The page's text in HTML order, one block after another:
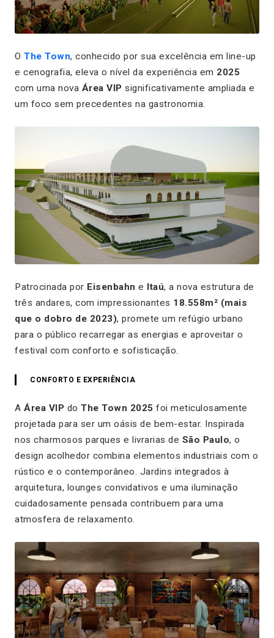
O The Town, conhecido por sua excelência em line-up
e cenografia, eleva o nível da experiência em 2025
com uma nova Área VIP significativamente ampliada e
um foco sem precedentes na gastronomia.
Patrocinada por Eisenbahn e Itaú, a nova estrutura de
três andares, com impressionantes 18.558m² (mais
que o dobro de 2023), promete um refúgio urbano
para o público recarregar as energias e aproveitar o
festival com conforto e sofisticação.
CONFORTO E EXPERIÊNCIA
A Área VIP do The Town 2025 foi meticulosamente
projetada para ser um oásis de bem-estar. Inspirada
nos charmosos parques e livrarias de São Paulo, o
design acolhedor combina elementos industriais com o
rústico e o contemporâneo. Jardins integrados à
arquitetura, lounges convidativos e uma iluminação
cuidadosamente pensada contribuem para uma
atmosfera de relaxamento.